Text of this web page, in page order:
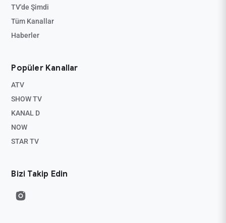
TV'de Şimdi
Tüm Kanallar
Haberler
Popüler Kanallar
ATV
SHOW TV
KANAL D
NOW
STAR TV
Bizi Takip Edin